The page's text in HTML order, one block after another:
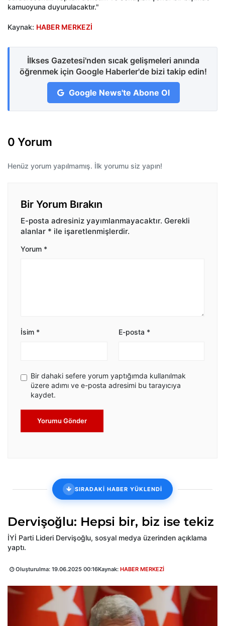
kamuoyuna duyurulacaktır."
Kaynak: HABER MERKEZİ
İlkses Gazetesi'nden sıcak gelişmeleri anında
öğrenmek için Google Haberler'de bizi takip edin!
Google News'te Abone Ol
0 Yorum
Henüz yorum yapılmamış. İlk yorumu siz yapın!
Bir Yorum Bırakın
E-posta adresiniz yayımlanmayacaktır. Gerekli
alanlar * ile işaretlenmişlerdir.
Yorum *
İsim * E-posta *
Bir dahaki sefere yorum yaptığımda kullanılmak
üzere adımı ve e-posta adresimi bu tarayıcıya
kaydet.
Yorumu Gönder
SIRADAKİ HABER YÜKLENDİ
Dervişoğlu: Hepsi bir, biz ise tekiz
İYİ Parti Lideri Dervişoğlu, sosyal medya üzerinden açıklama
yaptı.
Oluşturulma: 19.06.2025 00:16Kaynak: HABER MERKEZİ